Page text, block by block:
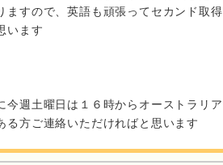
ますので、英語も頑張ってセカンド取
います
今週土曜日は１６時からオーストラリ
る方ご連絡いただければと思います